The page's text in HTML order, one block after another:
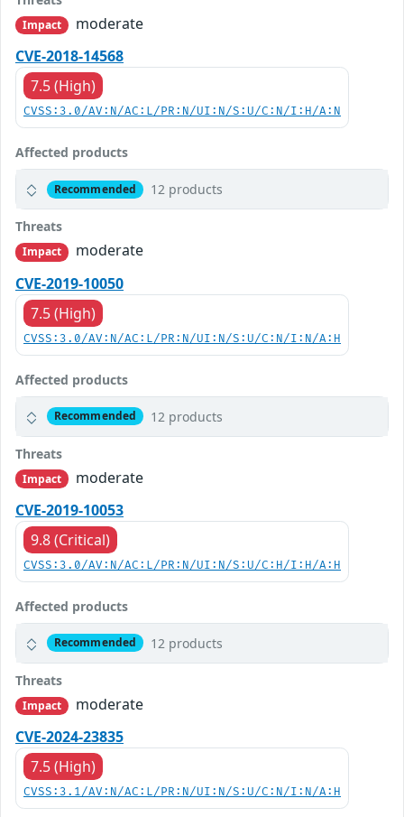
Impact
moderate
CVE-2018-14568
7.5 (High)
CVSS:3.0/AV:N/AC:L/PR:N/UI:N/S:U/C:N/I:H/A:N
Affected products
Recommended 12 products
Threats
Impact
moderate
CVE-2019-10050
7.5 (High)
CVSS:3.0/AV:N/AC:L/PR:N/UI:N/S:U/C:N/I:N/A:H
Affected products
Recommended 12 products
Threats
Impact
moderate
CVE-2019-10053
9.8 (Critical)
CVSS:3.0/AV:N/AC:L/PR:N/UI:N/S:U/C:H/I:H/A:H
Affected products
Recommended 12 products
Threats
Impact
moderate
CVE-2024-23835
7.5 (High)
CVSS:3.1/AV:N/AC:L/PR:N/UI:N/S:U/C:N/I:N/A:H